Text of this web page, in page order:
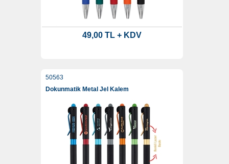
49,00 TL + KDV
50563
Dokunmatik Metal Jel Kalem